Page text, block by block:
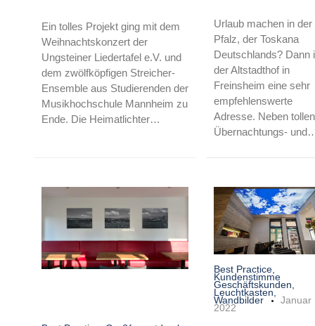
Ein tolles Projekt ging mit dem
Weihnachtskonzert der
Ungsteiner Liedertafel e.V. und
dem zwölfköpfigen Streicher-
Ensemble aus Studierenden der
Musikhochschule Mannheim zu
Ende. Die Heimatlichter…
Urlaub machen in der
Pfalz, der Toskana
Deutschlands? Dann
der Altstadthof in
Freinsheim eine sehr
empfehlenswerte
Adresse. Neben tollen
Übernachtungs-
Best Practice,
Kundenstimme
Geschäftskunden,
Leuchtkasten,
Wandbilder Januar
2022